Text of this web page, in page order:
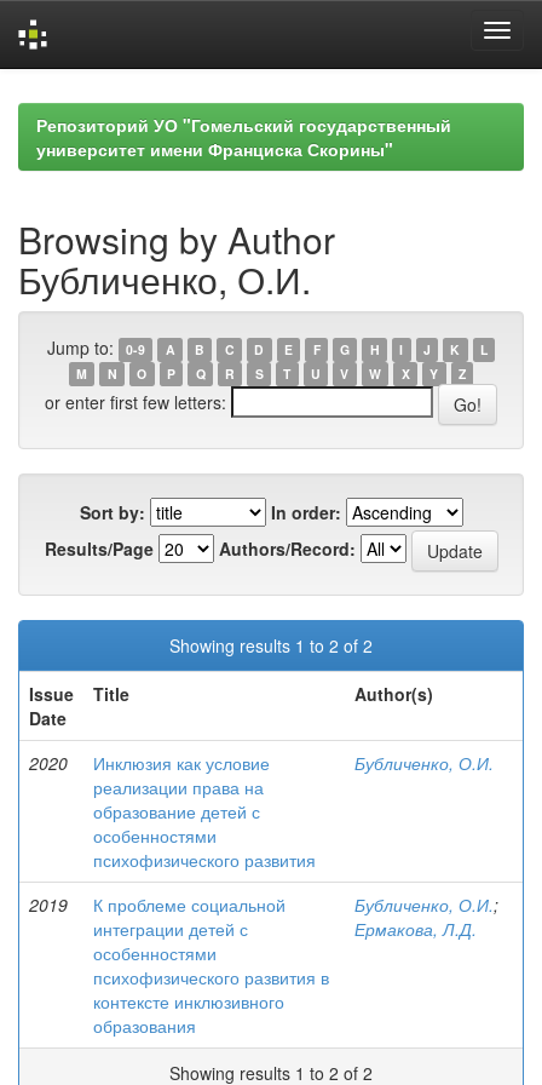
navigationРепозиторий УО "Гомельский государственный
университет имени Франциска Скорины"
Browsing by Author
Бубличенко, О.И.
Jump to: 0-9 A B C D E F G H I J K
L
M
N O P Q R S T U V W X Y Z
or enter first few letters:
Sort by:
In order:
Results/Page
Authors/Record:
Showing results 1 to 2 of 2
Issue
Date
Title Author(s)
2020
Инклюзия как условие
реализации права на
образование детей с
особенностями
психофизического развития
Бубличенко, О.И.
2019
К проблеме социальной
интеграции детей с
особенностями
психофизического развития в
контексте инклюзивного
образования
Бубличенко, О.И.;
Ермакова, Л.Д.
Showing results 1 to 2 of 2